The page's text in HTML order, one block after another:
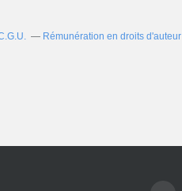
Rémunération en droits d'auteur